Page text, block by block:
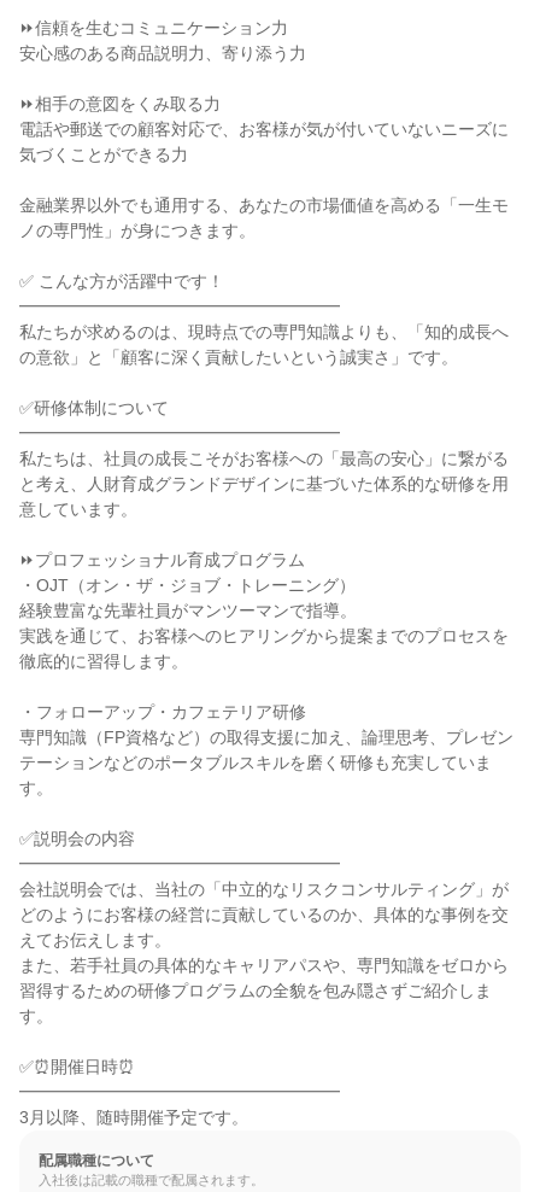
⏩信頼を生むコミュニケーション力
安心感のある商品説明力、寄り添う力
⏩相手の意図をくみ取る力
電話や郵送での顧客対応で、お客様が気が付いていないニーズに
気づくことができる力
金融業界以外でも通用する、あなたの市場価値を高める「一生モ
ノの専門性」が身につきます。
✅ こんな方が活躍中です！
━━━━━━━━━━━━━━━━━━━
私たちが求めるのは、現時点での専門知識よりも、「知的成長へ
の意欲」と「顧客に深く貢献したいという誠実さ」です。
✅研修体制について
━━━━━━━━━━━━━━━━━━━
私たちは、社員の成長こそがお客様への「最高の安心」に繋がる
と考え、人財育成グランドデザインに基づいた体系的な研修を用
意しています。
⏩プロフェッショナル育成プログラム
・OJT（オン・ザ・ジョブ・トレーニング）
経験豊富な先輩社員がマンツーマンで指導。
実践を通じて、お客様へのヒアリングから提案までのプロセスを
徹底的に習得します。
・フォローアップ・カフェテリア研修
専門知識（FP資格など）の取得支援に加え、論理思考、プレゼン
テーションなどのポータブルスキルを磨く研修も充実していま
す。
✅説明会の内容
━━━━━━━━━━━━━━━━━━━
会社説明会では、当社の「中立的なリスクコンサルティング」が
どのようにお客様の経営に貢献しているのか、具体的な事例を交
えてお伝えします。
また、若手社員の具体的なキャリアパスや、専門知識をゼロから
習得するための研修プログラムの全貌を包み隠さずご紹介しま
す。
✅⏰開催日時⏰
━━━━━━━━━━━━━━━━━━━
3月以降、随時開催予定です。
配属職種について
入社後は記載の職種で配属されます。